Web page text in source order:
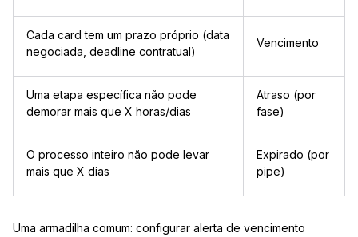
Cada card tem um prazo próprio (data
negociada, deadline contratual)
Vencimento
Uma etapa específica não pode
demorar mais que X horas/dias
Atraso (por
fase)
O processo inteiro não pode levar
mais que X dias
Expirado (por
pipe)
Uma armadilha comum: configurar alerta de vencimento